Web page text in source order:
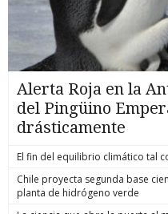
Alerta Roja en la
del Pingüino
drásticamente
El fin del equilibrio climático tal
Chile proyecta segunda base
planta de hidrógeno verde